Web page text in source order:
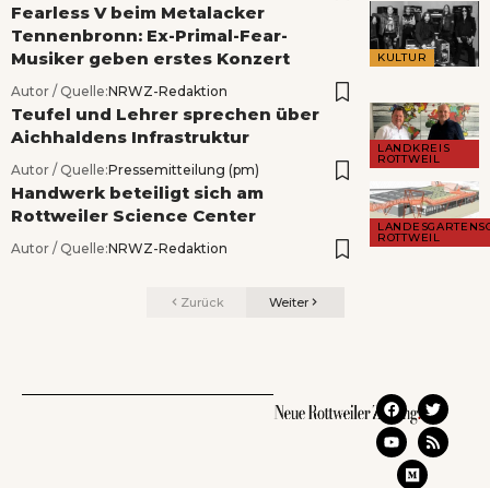
KULTUR
Fearless V beim Metalacker
Tennenbronn: Ex-Primal-Fear-
Musiker geben erstes Konzert
Autor / Quelle:NRWZ-Redaktion
LANDKREIS
ROTTWEIL
Teufel und Lehrer sprechen über
Aichhaldens Infrastruktur
Autor / Quelle:Pressemitteilung (pm)
ROTTWEIL
Handwerk beteiligt sich am
Rottweiler Science Center
Autor / Quelle:NRWZ-Redaktion
Zurück Weiter